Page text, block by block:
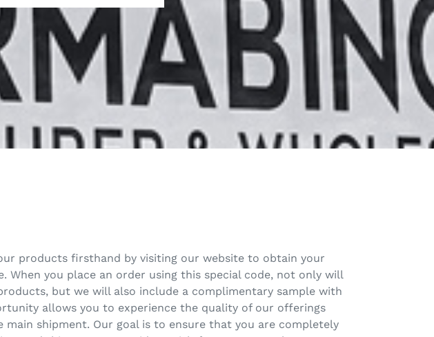
products firsthand by visiting our website to obtain your
When you place an order using this special code, not only will
but we will also include a complimentary sample with
allows you to experience the quality of our offerings
shipment. Our goal is to ensure that you are completely